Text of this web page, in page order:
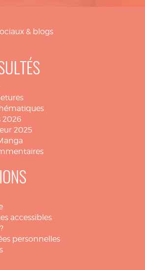
& blogs
2026
2025
accessibles
personnelles